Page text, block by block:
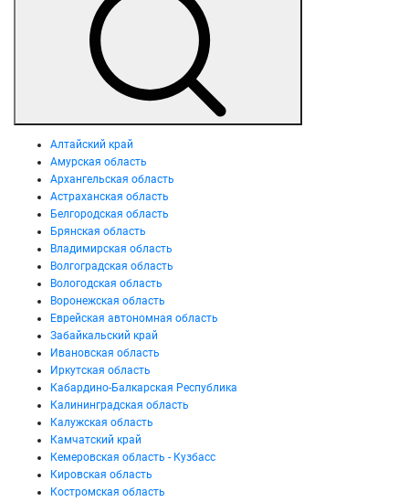
Алтайский край
Амурская область
Архангельская область
Астраханская область
Белгородская область
Брянская область
Владимирская область
Волгоградская область
Вологодская область
Воронежская область
Еврейская автономная область
Забайкальский край
Ивановская область
Иркутская область
Кабардино-Балкарская Республика
Калининградская область
Калужская область
Камчатский край
Кемеровская область - Кузбасс
Кировская область
Костромская область